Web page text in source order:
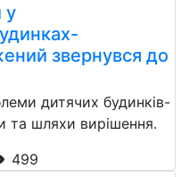
у
звернувся до
дитячих будинків-
та шляхи вирішення.
499